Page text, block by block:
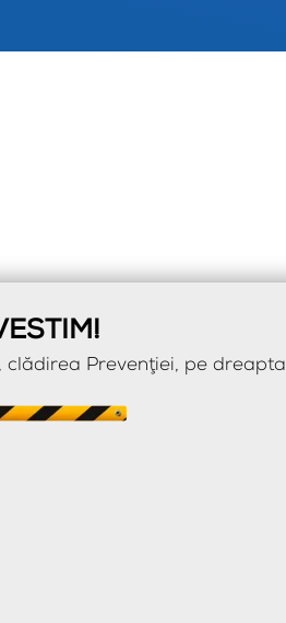
Prevenţiei, pe dreapta